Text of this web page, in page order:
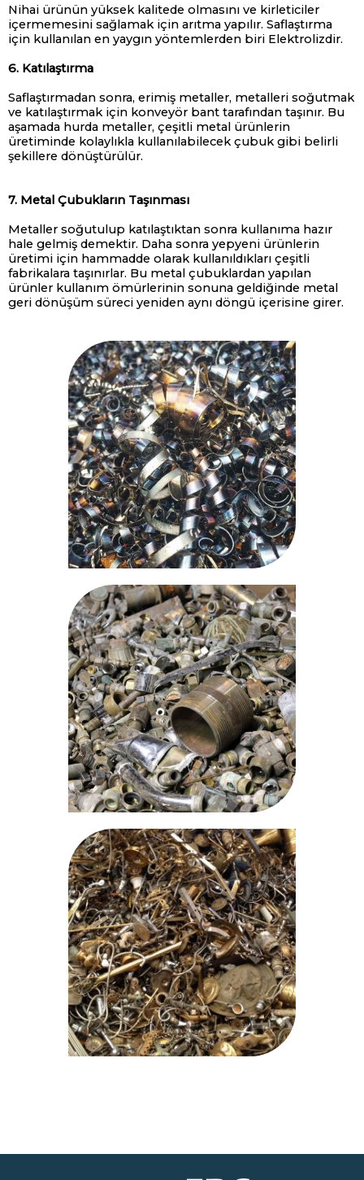
Nihai ürünün yüksek kalitede olmasını ve kirleticiler
içermemesini sağlamak için arıtma yapılır. Saflaştırma
için kullanılan en yaygın yöntemlerden biri Elektrolizdir.
6. Katılaştırma
Saflaştırmadan sonra, erimiş metaller, metalleri soğutmak
ve katılaştırmak için konveyör bant tarafından taşınır. Bu
aşamada hurda metaller, çeşitli metal ürünlerin
üretiminde kolaylıkla kullanılabilecek çubuk gibi belirli
şekillere dönüştürülür.
7. Metal Çubukların Taşınması
Metaller soğutulup katılaştıktan sonra kullanıma hazır
hale gelmiş demektir. Daha sonra yepyeni ürünlerin
üretimi için hammadde olarak kullanıldıkları çeşitli
fabrikalara taşınırlar. Bu metal çubuklardan yapılan
ürünler kullanım ömürlerinin sonuna geldiğinde metal
geri dönüşüm süreci yeniden aynı döngü içerisine girer.